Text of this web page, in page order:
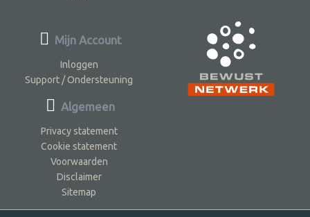
Mijn Account
Inloggen
Support / Ondersteuning
Algemeen
Privacy statement
Cookie statement
Voorwaarden
Disclaimer
Sitemap